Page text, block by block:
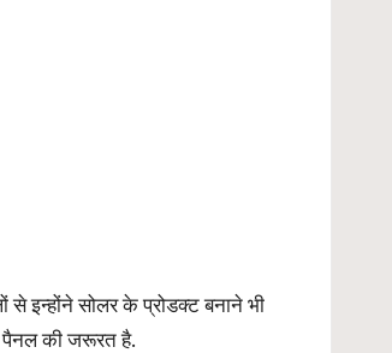
इन्होंने सोलर के प्रोडक्ट बनाने भी
पैनल की जरूरत है.